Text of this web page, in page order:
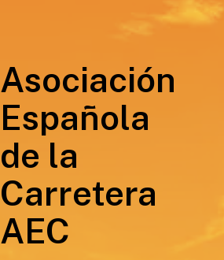
Asociación
Española
de la
Carretera
AEC